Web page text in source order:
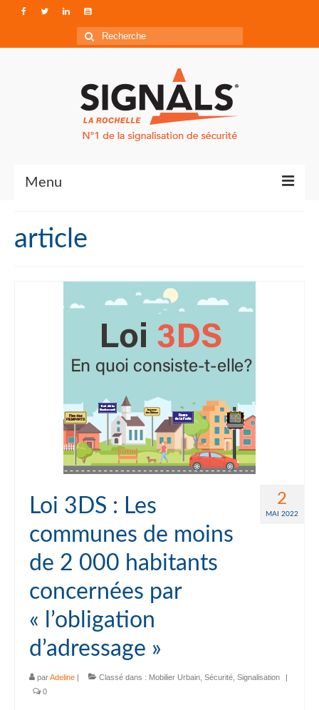
Rechercher
:
Menu
Qui sommes-nous ?
Accéder à Signals
article
2
MAI 2022
Loi 3DS : Les
communes de moins
de 2 000 habitants
concernées par
« l’obligation
d’adressage »
parAdeline | Classé dans : Mobilier Urbain Sécurité Signalisation
|
0